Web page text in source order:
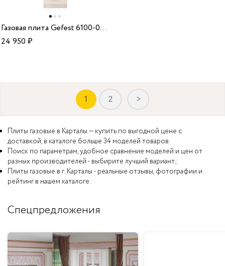
Газовая плита Gefest 6100-02 0182
24 950₽
1 2 >
Плиты газовые в Карталы — купить по выгодной цене с
доставкой, в каталоге больше 34 моделей товаров.
Поиск по параметрам, удобное сравнение моделей и цен от
разных производителей - выбирите лучший вариант;
Плиты газовые в г. Карталы - реальные отзывы, фотографии и
рейтинг в нашем каталоге.
Спецпредложения